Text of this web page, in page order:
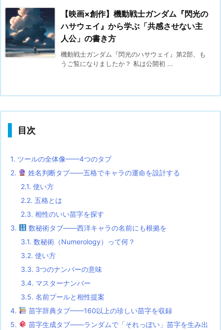
【映画×創作】機動戦士ガンダム『閃光の
ハサウェイ』から学ぶ「共感させない主
人公」の書き方
機動戦士ガンダム『閃光のハサウェイ』第2部、も
うご覧になりましたか？ 私は公開初 ...
目次
1. ツールの全体像——4つのタブ
2.
姓名判断タブ——五格でキャラの運命を設計する
2.1. 使い方
2.2. 五格とは
2.3. 相性のいい苗字を探す
3.
数秘術タブ——西洋キャラの名前にも根拠を
3.1. 数秘術（Numerology）って何？
3.2. 使い方
3.3. 3つのナンバーの意味
3.4. マスターナンバー
3.5. 名前プールと相性提案
4.
苗字辞典タブ——160以上の珍しい苗字を収録
5.
苗字生成タブ——ランダムで「それっぽい」苗字を生み出